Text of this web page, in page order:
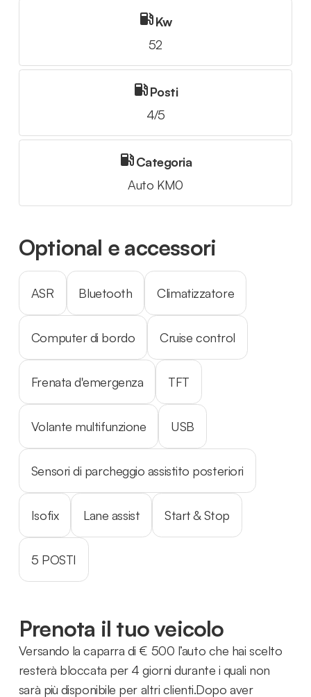
Kw
52
Posti
4/5
Categoria
Auto KM0
Optional e accessori
ASR Bluetooth Climatizzatore
Computer di bordo Cruise control
Frenata d'emergenza TFT
Volante multifunzione USB
Sensori di parcheggio assistito posteriori
Isofix Lane assist Start & Stop
5 POSTI
Prenota il tuo veicolo
Versando la caparra di € 500 l’auto che hai scelto
resterà bloccata per 4 giorni durante i quali non
sarà più disponibile per altri clienti.Dopo aver